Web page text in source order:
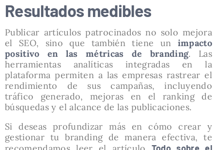
Resultados medibles
Publicar artículos patrocinados no solo mejora
el SEO, sino que también tiene un impacto
positivo en las métricas de branding. Las
herramientas analíticas integradas en la
plataforma permiten a las empresas rastrear el
rendimiento de sus campañas, incluyendo
tráfico generado, mejoras en el ranking de
búsquedas y el alcance de las publicaciones.
Si deseas profundizar más en cómo crear y
gestionar tu branding de manera efectiva, te